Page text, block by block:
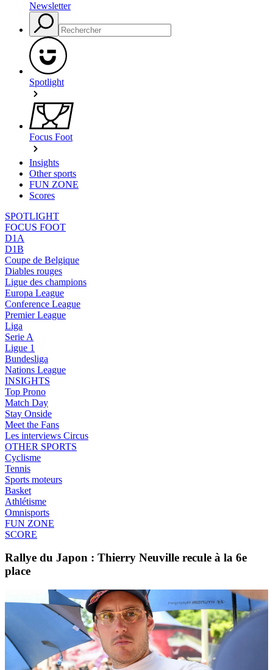
Newsletter
Spotlight
Focus Foot
Insights
Other sports
FUN ZONE
Scores
SPOTLIGHT
FOCUS FOOT
D1A
D1B
Coupe de Belgique
Diables rouges
Ligue des champions
Europa League
Conference League
Premier League
Liga
Serie A
Ligue 1
Bundesliga
Nations League
INSIGHTS
Top Prono
Match Day
Stay Onside
Meet the Fans
Les interviews Circus
OTHER SPORTS
Cyclisme
Tennis
Sports moteurs
Basket
Athlétisme
Omnisports
FUN ZONE
SCORE
Rallye du Japon : Thierry Neuville recule à la 6e
place